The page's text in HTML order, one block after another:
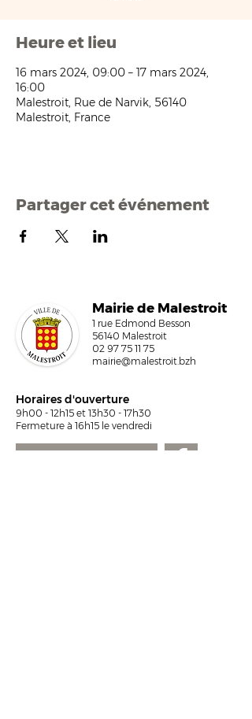
Heure et lieu
16 mars 2024, 09:00 – 17 mars 2024,
16:00
Malestroit, Rue de Narvik, 56140
Malestroit, France
Partager cet événement
Mairie de Malestroit
1 rue Edmond Besson
56140 Malestroit
02 97 75 11 75
mairie@malestroit.bzh
Horaires d'ouverture
9h00 - 12h15 et 13h30 - 17h30
Fermeture à 16h15 le vendredi